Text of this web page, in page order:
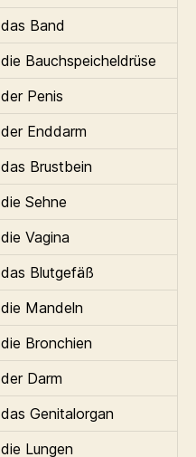
das Band
die Bauchspeicheldrüse
der Penis
der Enddarm
das Brustbein
die Sehne
die Vagina
das Blutgefäß
die Mandeln
die Bronchien
der Darm
das Genitalorgan
die Lungen